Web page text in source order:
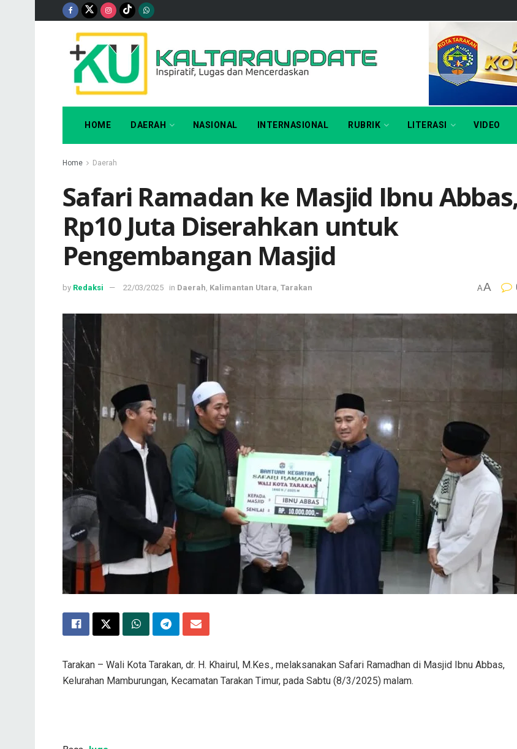
HOME DAERAH NASIONAL INTERNASIONAL RUBRIK LITERASI VIDEO
Home Daerah
Safari Ramadan ke Masjid Ibnu
Rp10 Juta Diserahkan untuk
Pengembangan Masjid
by Redaksi 22/03/2025 in Daerah Kalimantan Utara Tarakan AA
Tarakan – Wali Kota Tarakan, dr. H. Khairul, M.Kes., melaksanakan Safari Ramadhan di Masjid Ibnu Abbas,
Kelurahan Mamburungan, Kecamatan Tarakan Timur, pada Sabtu (8/3/2025) malam.